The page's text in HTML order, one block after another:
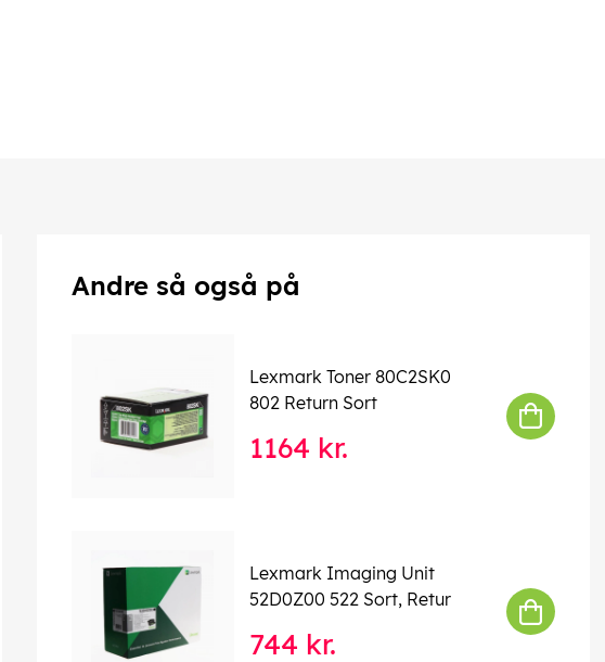
Andre så også på
Lexmark Toner 80C2SK0
802 Return Sort
1164 kr.
Lexmark Imaging Unit
52D0Z00 522 Sort, Retur
744 kr.